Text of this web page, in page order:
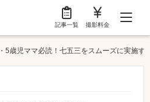
記事一覧 撮影料金
5歳児ママ必読！七五三をスムーズに実施す